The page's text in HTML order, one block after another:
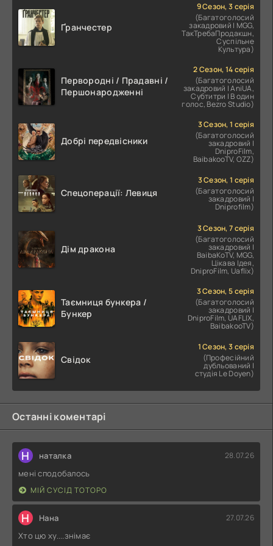
Ґранчестер
9 Сезон, 3 серія
(Багатоголосий
закадровий | MGG,
ТакТребаПродакшн,
Суспільне
Культура)
Первородні / Прадавні /
Першонародженні
2 Сезон, 14 серія
(Багатоголосий
закадровий | AniUA,
Субтитри | В один
голос, Bezro Studio)
Добрі передвісники
3 Сезон, 1 серія
(Багатоголосий
закадровий |
DniproFilm,
BaibakooTV, OZZ)
Спецоперації: Левиця
3 Сезон, 1 серія
(Багатоголосий
закадровий |
Dniprofilm)
Дім дракона
3 Сезон, 7 серія
(Багатоголосий
закадровий |
BaibaKoTV, MGG,
Цікава Ідея,
DniproFilm, Uaflix)
Таємниця бункера /
Бункер
3 Сезон, 5 серія
(Багатоголосий
закадровий |
DniproFilm, UAFLIX,
BaibakooTV)
Свідок
1 Сезон, 3 серія
(Професійний
дубльований |
студія Le Doyen)
Останні коментарі
Н наталка 28.07.26
мені сподобалось
МІЙ СУСІД ТОТОРО
Н Нана 27.07.26
Хто цю ху....знімає